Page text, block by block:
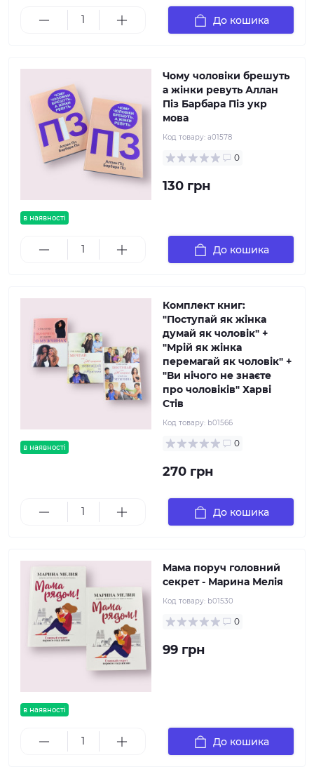
До кошика
в наявності
Чому чоловіки брешуть
а жінки ревуть Аллан
Піз Барбара Піз укр
мова
Код товару: а01578
0
130 грн
До кошика
в наявності
Комплект книг:
"Поступай як жінка
думай як чоловік" +
"Мрій як жінка
перемагай як чоловік" +
"Ви нічого не знаєте
про чоловіків" Харві
Стів
Код товару: b01566
0
270 грн
До кошика
в наявності
Мама поруч головний
секрет - Марина Мелія
Код товару: b01530
0
99 грн
До кошика